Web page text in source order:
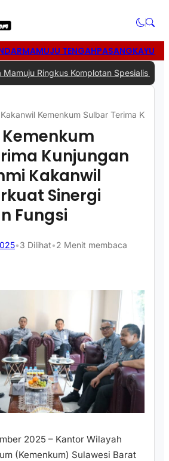
MAMUJU TENGAHPASANGKAYU
Komplotan Spesialis Pencurian di
Kakanwil Kemenkum Sulbar Terima
Kunjungan
Kakanwil
Sinergi
Fungsi
•3 Dilihat•2 Menit membaca
2025 – Kantor Wilayah
(Kemenkum) Sulawesi Barat